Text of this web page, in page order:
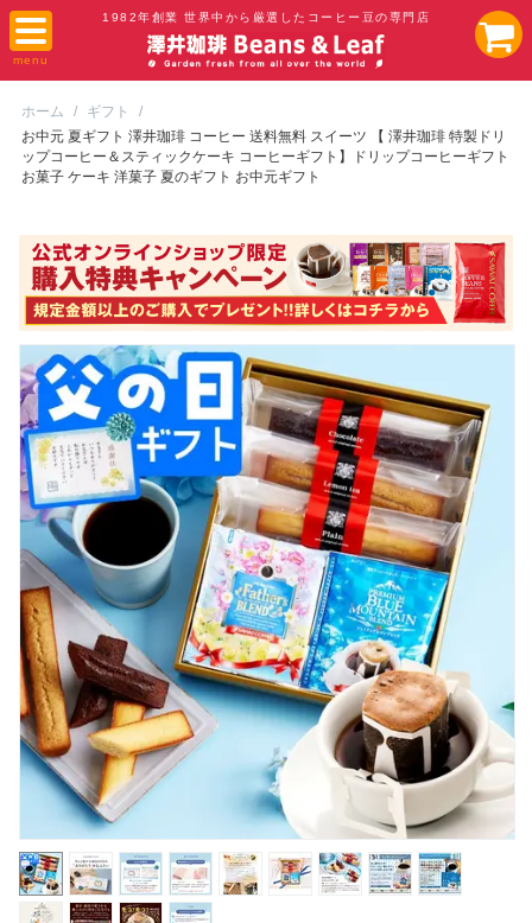
1982年創業 世界中から厳選したコーヒー豆の専門店
ホーム / ギフト
/
お中元 夏ギフト 澤井珈琲 コーヒー 送料無料 スイーツ 【 澤井珈琲 特製ドリ
ップコーヒー＆スティックケーキ コーヒーギフト】ドリップコーヒーギフト
お菓子 ケーキ 洋菓子 夏のギフト お中元ギフト